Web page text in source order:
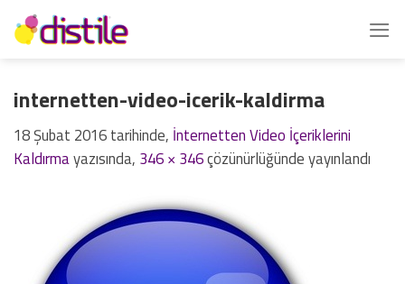
İçeriğe
atla
internetten-video-icerik-kaldirma
18 Şubat 2016tarihinde, İnternetten Video İçeriklerini
Kaldırmayazısında, 346 × 346çözünürlüğünde yayınlandı